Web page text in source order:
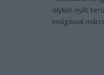
olykor nyílt
imágóival